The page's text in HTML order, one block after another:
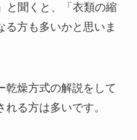
と聞くと、「衣類の縮
る方も多いかと思いま
乾燥方式の解説をして
る方は多いです。